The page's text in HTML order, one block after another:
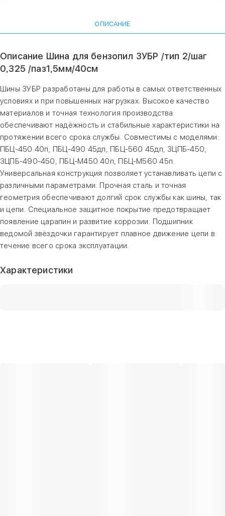
ОПИСАНИЕ
Описание Шина для бензопил ЗУБР /тип 2/шаг
0,325 /паз1,5мм/40см
Шины ЗУБР разработаны для работы в самых ответственных
условиях и при повышенных нагрузках. Высокое качество
материалов и точная технология производства
обеспечивают надёжность и стабильные характеристики на
протяжении всего срока службы. Совместимы с моделями:
ПБЦ-450 40п, ПБЦ-490 45дп, ПБЦ-560 45дп, ЗЦПБ-450,
ЗЦПБ-490-450, ПБЦ-М450 40п, ПБЦ-М560 45п.
Универсальная конструкция позволяет устанавливать цепи с
различными параметрами. Прочная сталь и точная
геометрия обеспечивают долгий срок службы как шины, так
и цепи. Специальное защитное покрытие предотвращает
появление царапин и развитие коррозии. Подшипник
ведомой звёздочки гарантирует плавное движение цепи в
течение всего срока эксплуатации.
Характеристики